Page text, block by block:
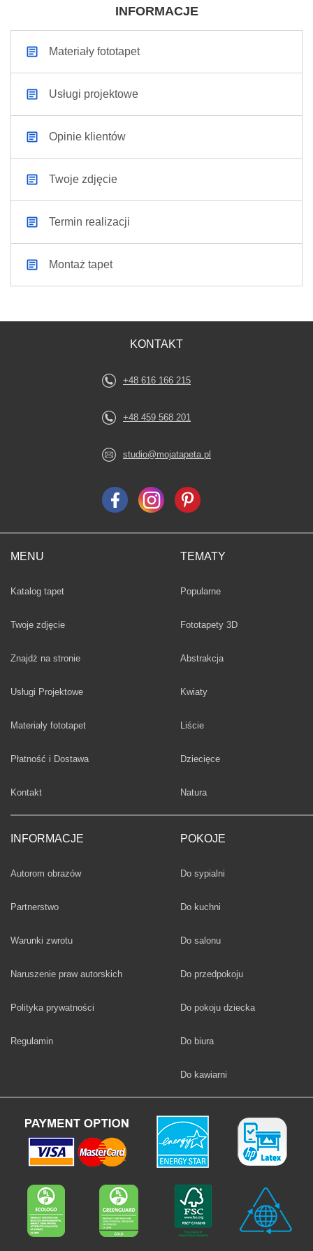
INFORMACJE
Materiały fototapet
Usługi projektowe
Opinie klientów
Twoje zdjęcie
Termin realizacji
Montaż tapet
MENU
Katalog tapet
Twoje zdjęcie
Znajdż na stronie
Usługi Projektowe
Materiały fototapet
Płatność i Dostawa
Kontakt
INFORMACJE
Autorom obrazów
Partnerstwo
Warunki zwrotu
Naruszenie praw autorskich
Polityka prywatności
Regulamin
TEMATY
Fototapety
Popularne
Fototapety 3D
Fototapety
Abstrakcja
Fototapety
Kwiaty
Fototapety
Liście
Fototapety
Dziecięce
Fototapety
Natura
POKOJE
Fototapety
Do sypialni
Fototapety
Do kuchni
Fototapety
Do salonu
Fototapety
Do przedpokoju
Fototapety
Do pokoju dziecka
Fototapety
Do biura
Fototapety
Do kawiarni
KONTAKT
+48 616 166 215
+48 459 568 201
studio@mojatapeta.pl